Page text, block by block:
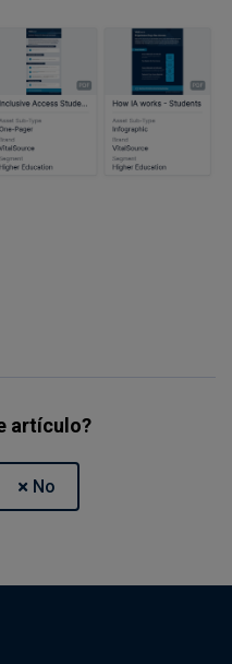
artículo?